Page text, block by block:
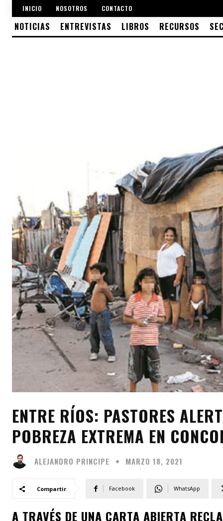
INICIO NOSOTROS CONTACTO
NOTICIAS ENTREVISTAS LIBROS RECURSOS
ENTRE RÍOS: PASTORES
POBREZA EXTREMA EN
ALEJANDRO PRINCIPE MARZO 18, 2021
Compartir Facebook WhatsApp
A TRAVÉS DE UNA CARTA ABIERTA